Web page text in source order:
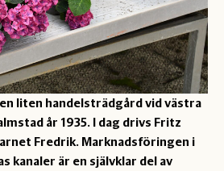
liten handelsträdgård vid västra
år 1935. I dag drivs Fritz
Fredrik. Marknadsföringen i
kanaler är en självklar del av